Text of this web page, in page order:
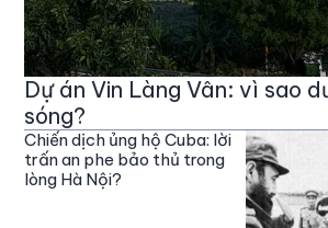
Dự án Vin Làng Vân: vì sao
sóng?
Chiến dịch ủng hộ Cuba: lời
trấn an phe bảo thủ trong
lòng Hà Nội?